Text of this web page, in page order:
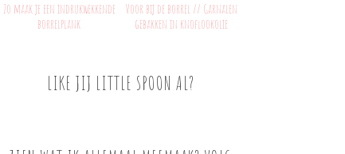
Zo maak je een indrukwekkende
borrelplank
Voor bij de borrel // Garnalen
gebakken in knoflookolie
LIKE JIJ LITTLE SPOON AL?